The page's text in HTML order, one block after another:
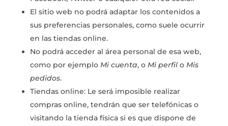
El sitio web no podrá adaptar los contenidos a
sus preferencias personales, como suele ocurrir
en las tiendas online.
No podrá acceder al área personal de esa web,
como por ejemplo Mi cuenta, o Mi perfilo Mis
pedidos.
Tiendas online: Le será imposible realizar
compras online, tendrán que ser telefónicas o
visitando la tienda física si es que dispone de